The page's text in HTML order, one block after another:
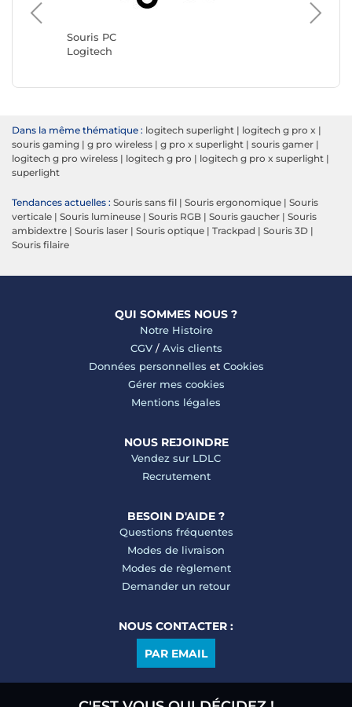
Souris PC
Logitech
Souris
Razer
Dans la même thématique : logitech superlight | logitech g pro x |
souris gaming | g pro wireless | g pro x superlight | souris gamer |
logitech g pro wireless | logitech g pro | logitech g pro x superlight |
superlight
Tendances actuelles : Souris sans fil | Souris ergonomique | Souris
verticale | Souris lumineuse | Souris RGB | Souris gaucher | Souris
ambidextre | Souris laser | Souris optique | Trackpad | Souris 3D |
Souris filaire
QUI SOMMES NOUS ?
Notre Histoire
CGV/ Avis clients
Données personnelles et Cookies
Gérer mes cookies
Mentions légales
NOUS REJOINDRE
Vendez sur LDLC
Recrutement
BESOIN D'AIDE ?
Questions fréquentes
Modes de livraison
Modes de règlement
Demander un retour
NOUS CONTACTER :
PAR EMAIL